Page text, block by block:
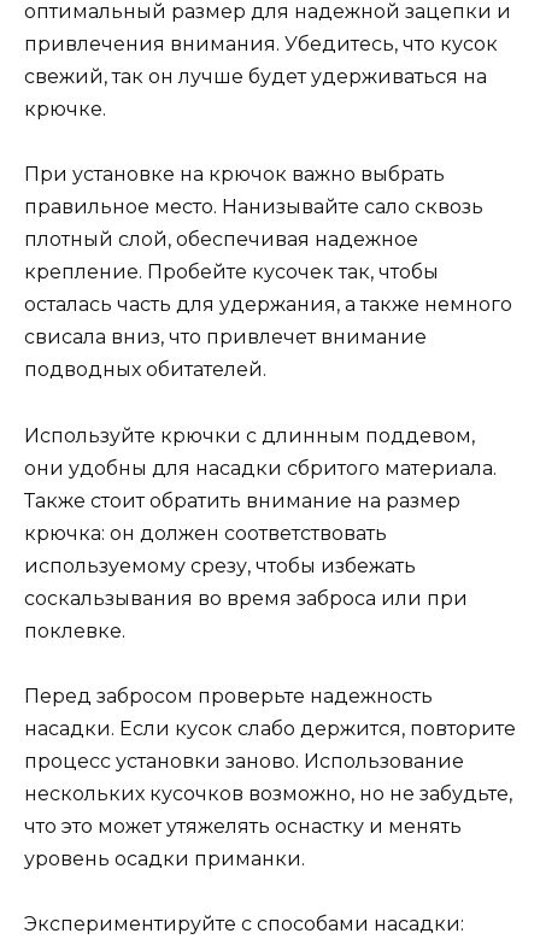
оптимальный размер для надежной зацепки и
привлечения внимания. Убедитесь, что кусок
свежий, так он лучше будет удерживаться на
крючке.
При установке на крючок важно выбрать
правильное место. Нанизывайте сало сквозь
плотный слой, обеспечивая надежное
крепление. Пробейте кусочек так, чтобы
осталась часть для удержания, а также немного
свисала вниз, что привлечет внимание
подводных обитателей.
Используйте крючки с длинным поддевом,
они удобны для насадки сбритого материала.
Также стоит обратить внимание на размер
крючка: он должен соответствовать
используемому срезу, чтобы избежать
соскальзывания во время заброса или при
поклевке.
Перед забросом проверьте надежность
насадки. Если кусок слабо держится, повторите
процесс установки заново. Использование
нескольких кусочков возможно, но не забудьте,
что это может утяжелять оснастку и менять
уровень осадки приманки.
Экспериментируйте с способами насадки: